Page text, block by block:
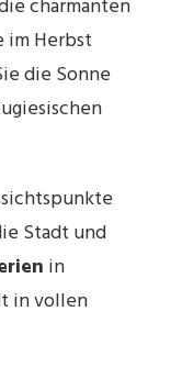
charmanten
im Herbst
die Sonne
Stadt und
in
in vollen